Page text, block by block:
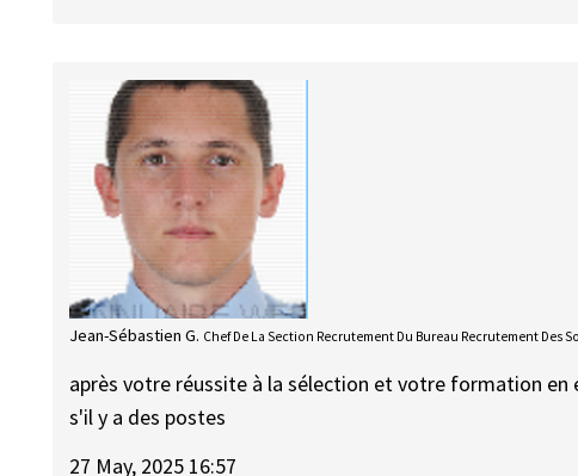
Jean-Sébastien G. Chef De La Section Recrutement Du Bureau Recrutement Des
après votre réussite à la sélection et votre formation en
s'il y a des postes
27 May, 2025 16:57